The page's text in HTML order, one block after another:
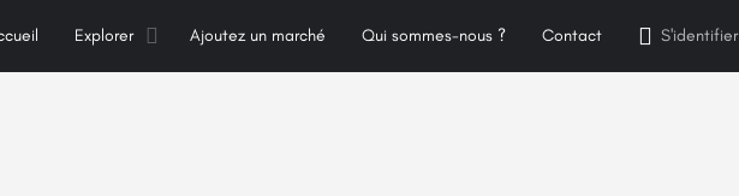
Explorer Ajoutez un marché Qui sommes-nous ? Contact S'identifier